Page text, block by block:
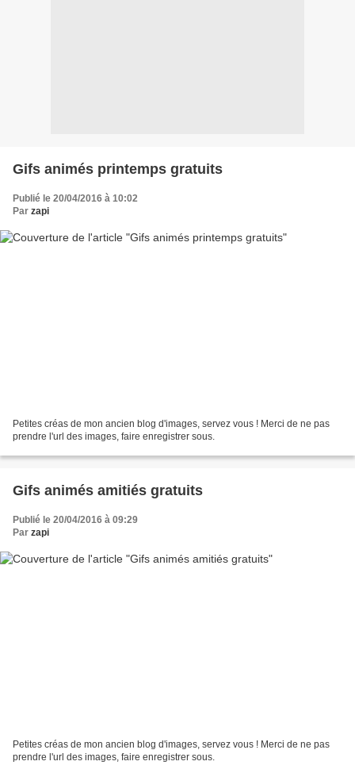
Gifs animés printemps gratuits
Publié le 20/04/2016 à 10:02
Par zapi
Petites créas de mon ancien blog d'images, servez vous ! Merci de ne pas
prendre l'url des images, faire enregistrer sous.
Gifs animés amitiés gratuits
Publié le 20/04/2016 à 09:29
Par zapi
Petites créas de mon ancien blog d'images, servez vous ! Merci de ne pas
prendre l'url des images, faire enregistrer sous.